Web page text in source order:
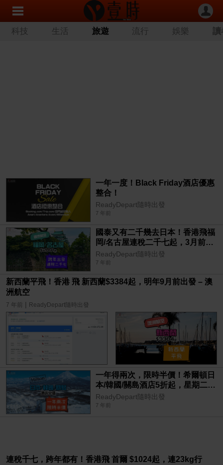
科技 生活 旅遊 流行 娛樂 讀
一年一度！Black Friday酒店優惠
整合！
ReadyDepart隨時出發
7 年前
國泰又有二千幾去日本！香港飛福
岡/名古屋連稅二千七起，3月前出
發 – 國泰航空
ReadyDepart隨時出發
7 年前
新西蘭平飛！香港 飛 新西蘭$3384起，明年9月前出發 – 澳
洲航空
7 年前 | ReadyDepart隨時出發
一年得兩次，限時半價！希爾頓日
本/韓國/關島酒店5折起，星期二開
賣 – Hilton
ReadyDepart隨時出發
7 年前
連稅千七，跨年都有！香港飛 首爾 $1024起，連23kg行